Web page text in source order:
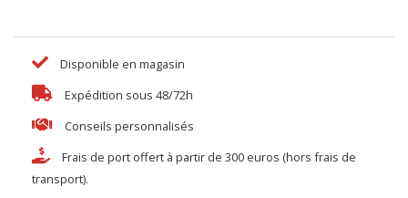
Disponible en magasin
Expédition sous 48/72h
Conseils personnalisés
Frais de port offert à partir de 300 euros (hors frais de
transport).